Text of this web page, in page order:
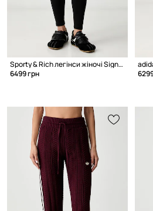
Sporty & Rich легінси жіночі Signature Logo
6499 грн